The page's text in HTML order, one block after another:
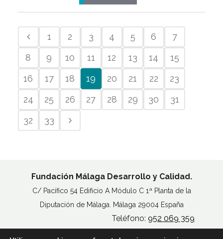
1 2 3 4 5 6
7
8
9 10 11 12 13 14
15
16
17 18 19 20 21 22
23
24
25 26 27 28 29 30
31
32
33
Fundación Málaga Desarrollo y Calidad.
C/ Pacífico 54 Edificio A Módulo C 1ª Planta de la
Diputación de Málaga. Málaga 29004 España
Teléfono: 952 069 359